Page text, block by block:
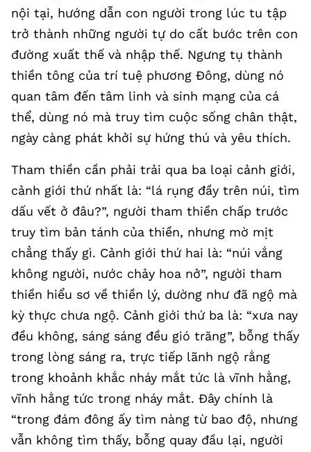
nội tại, hướng dẫn con người trong lúc tu tập
trở thành những người tự do cất bước trên con
đường xuất thế và nhập thế. Ngưng tụ thành
thiền tông của trí tuệ phương Đông, dùng nó
quan tâm đến tâm linh và sinh mạng của cá
thể, dùng nó mà truy tìm cuộc sống chân thật,
ngày càng phát khởi sự hứng thú và yêu thích.
Tham thiền cần phải trải qua ba loại cảnh giới,
cảnh giới thứ nhất là: “lá rụng đầy trên núi, tìm
dấu vết ở đâu?”, người tham thiền chấp trước
truy tìm bản tánh của thiền, nhưng mờ mịt
chẳng thấy gì. Cảnh giới thứ hai là: “núi vắng
không người, nước chảy hoa nở”, người tham
thiền hiểu sơ về thiền lý, dường như đã ngộ mà
kỳ thực chưa ngộ. Cảnh giới thứ ba là: “xưa nay
đều không, sáng sáng đều gió trăng”, bỗng thấy
trong lòng sáng ra, trực tiếp lãnh ngộ rằng
trong khoảnh khắc nháy mắt tức là vĩnh hằng,
vĩnh hằng tức trong nháy mắt. Đây chính là
“trong đám đông ấy tìm nàng từ bao độ, nhưng
vẫn không tìm thấy, bỗng quay đầu lại, người